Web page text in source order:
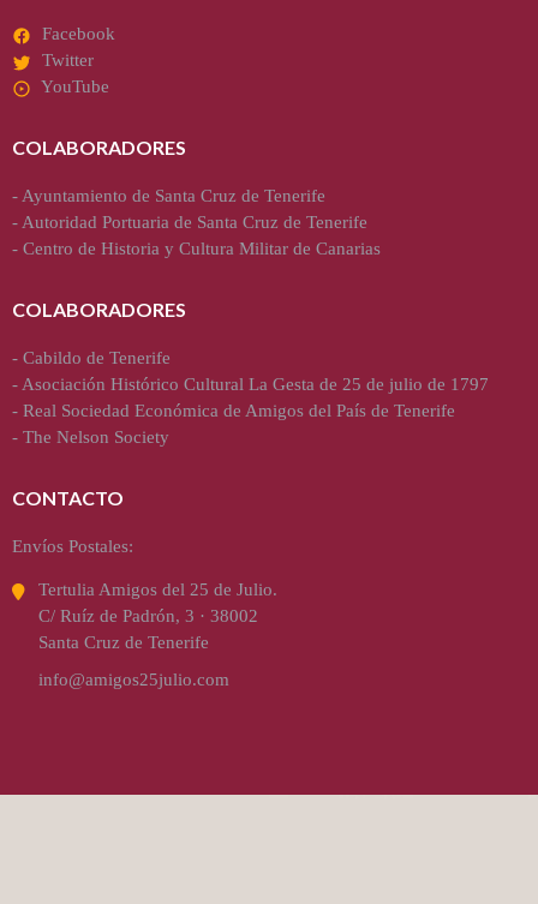
Facebook
Twitter
YouTube
COLABORADORES
- Ayuntamiento de Santa Cruz de Tenerife
- Autoridad Portuaria de Santa Cruz de Tenerife
- Centro de Historia y Cultura Militar de Canarias
COLABORADORES
- Cabildo de Tenerife
- Asociación Histórico Cultural La Gesta de 25 de julio de 1797
- Real Sociedad Económica de Amigos del País de Tenerife
- The Nelson Society
CONTACTO
Envíos Postales:
Tertulia Amigos del 25 de Julio.
C/ Ruíz de Padrón, 3 · 38002
Santa Cruz de Tenerife
info@amigos25julio.com